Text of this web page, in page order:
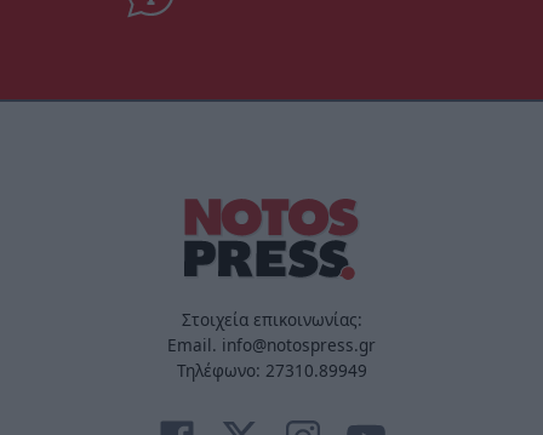
Στοιχεία επικοινωνίας:
Email. info@notospress.gr
Τηλέφωνο: 27310.89949